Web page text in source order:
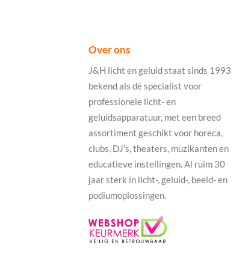
Over ons
J&H licht en geluid staat sinds 1993
bekend als dé specialist voor
professionele licht- en
geluidsapparatuur, met een breed
assortiment geschikt voor horeca,
clubs, DJ's, theaters, muzikanten en
educatieve instellingen. Al ruim 30
jaar sterk in licht-, geluid-, beeld- en
podiumoplossingen.